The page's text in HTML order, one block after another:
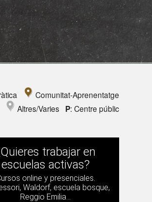
Comunitat-Aprenentatge
Altres/Varies P: Centre públic
trabajar en
escuelas activas?
online y presenciales.
Waldorf, escuela bosque,
Reggio Emilia...